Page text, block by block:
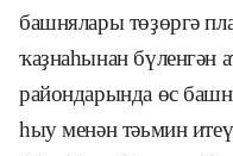
башнялары төҙөргә
ҡаҙнаһынан бүленгән
райондарында өс
һыу менән тәьмин итеү